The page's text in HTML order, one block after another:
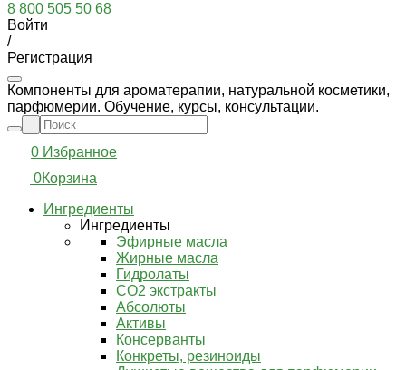
8 800 505 50 68
Войти
/
Регистрация
Компоненты для ароматерапии, натуральной косметики,
парфюмерии. Обучение, курсы, консультации.
0 Избранное
0Корзина
Ингредиенты
Ингредиенты
Эфирные масла
Жирные масла
Гидролаты
СО2 экстракты
Абсолюты
Активы
Консерванты
Конкреты, резиноиды